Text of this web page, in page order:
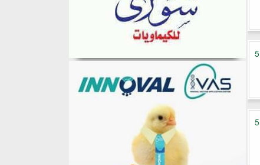
أسعار الذهب في مصر اليوم الأحد 31 - 5
أسعار الذهب في مصر اليوم الأحد 24 - 5